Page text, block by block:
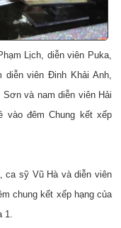
Lịch, diễn viên Puka,
viên Đinh Khải Anh,
và nam diễn viên Hải
vào đêm Chung kết xếp
ca sỹ Vũ Hà và diễn viên
chung kết xếp hạng của
1.